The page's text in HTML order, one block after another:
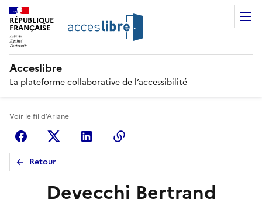
RÉPUBLIQUE
FRANÇAISE
Acceslibre
La plateforme collaborative de l’accessibilité
Voir le fil d'Ariane
FacebookX (anciennement Twitter)
Linkedin
Retour
Devecchi Bertrand